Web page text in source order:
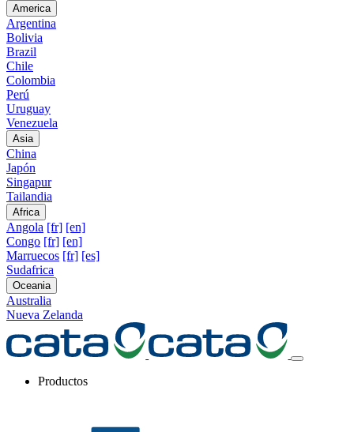
America
Argentina
Bolivia
Brazil
Chile
Colombia
Perú
Uruguay
Venezuela
Asia
China
Japón
Singapur
Tailandia
Africa
Angola [fr] [en]
Congo [fr] [en]
Marruecos [fr] [es]
Sudafrica
Oceania
Australia
Nueva Zelanda
Productos